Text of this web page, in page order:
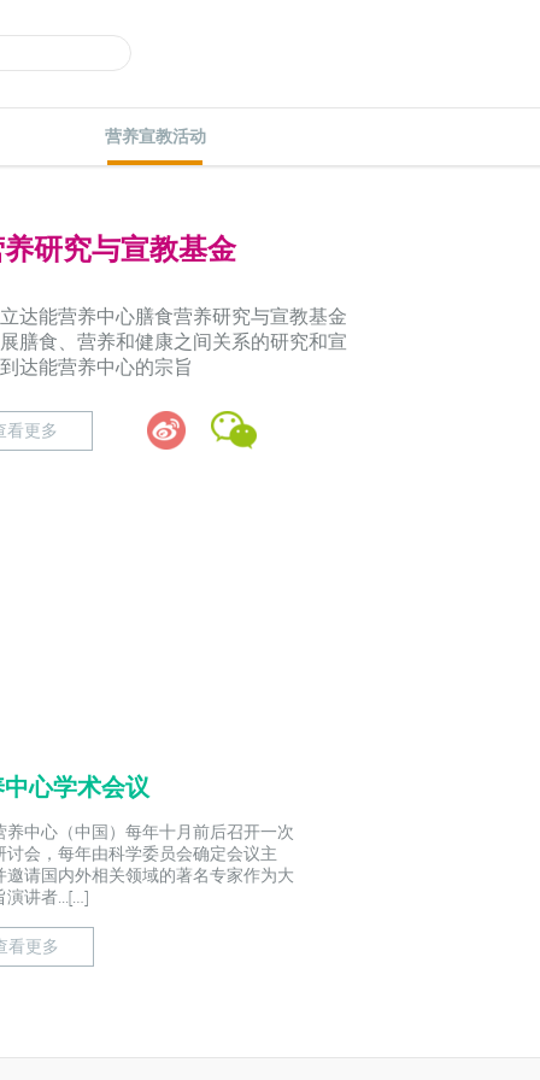
营养宣教活动
研究与宣教基金
达能营养中心膳食营养研究与宣教基金
膳食、营养和健康之间关系的研究和宣
达能营养中心的宗旨
看更多
心学术会议
养中心（中国）每年十月前后召开一次
讨会，每年由科学委员会确定会议主
邀请国内外相关领域的著名专家作为大
演讲者...[…]
看更多